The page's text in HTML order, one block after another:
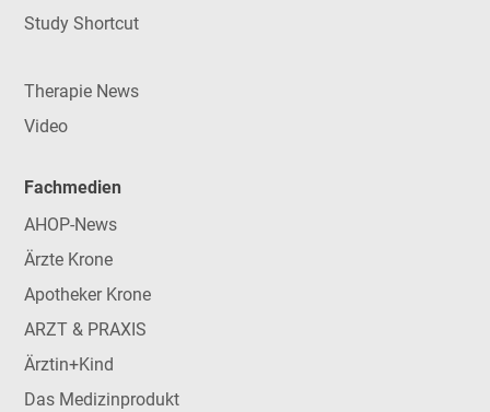
Study Shortcut
Therapie News
Video
Fachmedien
AHOP-News
Ärzte Krone
Apotheker Krone
ARZT & PRAXIS
Ärztin+Kind
Das Medizinprodukt